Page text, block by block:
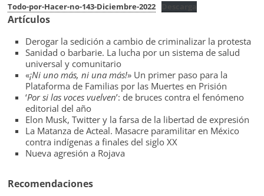
Todo-por-Hacer-no-143-Diciembre-2022
Artículos
Derogar la sedición a cambio de criminalizar la protesta
Sanidad o barbarie. La lucha por un sistema de salud
universal y comunitario
«¡Ni uno más, ni una más!» Un primer paso para la
Plataforma de Familias por las Muertes en Prisión
‘Por si las voces vuelven’: de bruces contra el fenómeno
editorial del año
Elon Musk, Twitter y la farsa de la libertad de expresión
La Matanza de Acteal. Masacre paramilitar en México
contra indígenas a finales del siglo XX
Nueva agresión a Rojava
Recomendaciones